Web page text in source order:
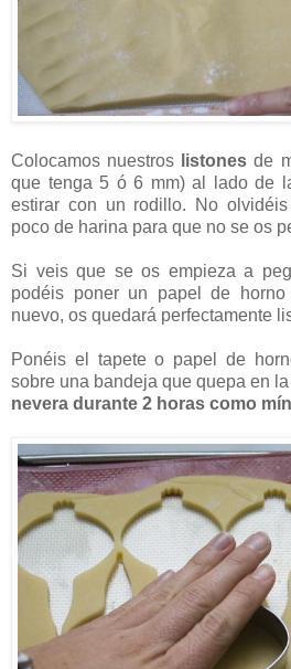
Colocamos nuestros listones de
que tenga 5 ó 6 mm) al lado de
estirar con un rodillo. No
poco de harina para que no se os
Si veis que se os empieza a
podéis poner un papel de
nuevo, os quedará perfectamente
Ponéis el tapete o papel de
sobre una bandeja que quepa en
nevera durante 2 horas como